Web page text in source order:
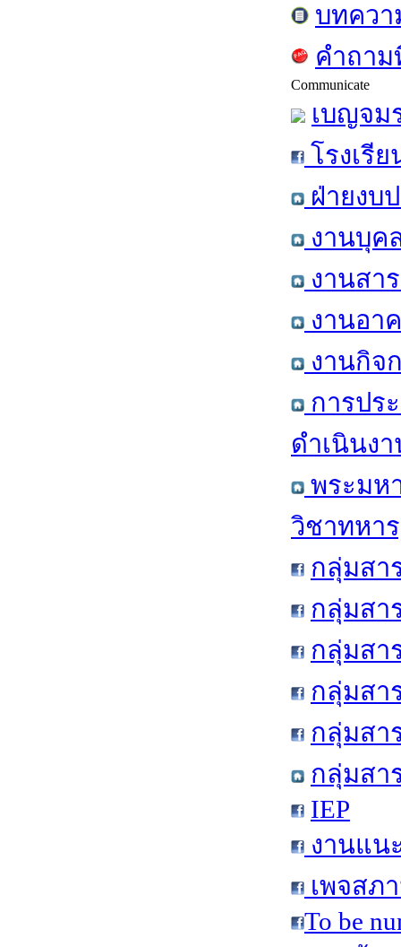
บทควา
คำถา
Communicate
เบญจม
โรงเรี
ฝ่ายงบ
งานบุค
งานสา
งานอา
งานกิจ
การปร
ดำเนินง
พระมห
วิชาทหา
กลุ่มสา
กลุ่มสา
กลุ่มสา
กลุ่มสา
กลุ่มสา
กลุ่มสา
IEP
งานแน
เพจสภ
To be